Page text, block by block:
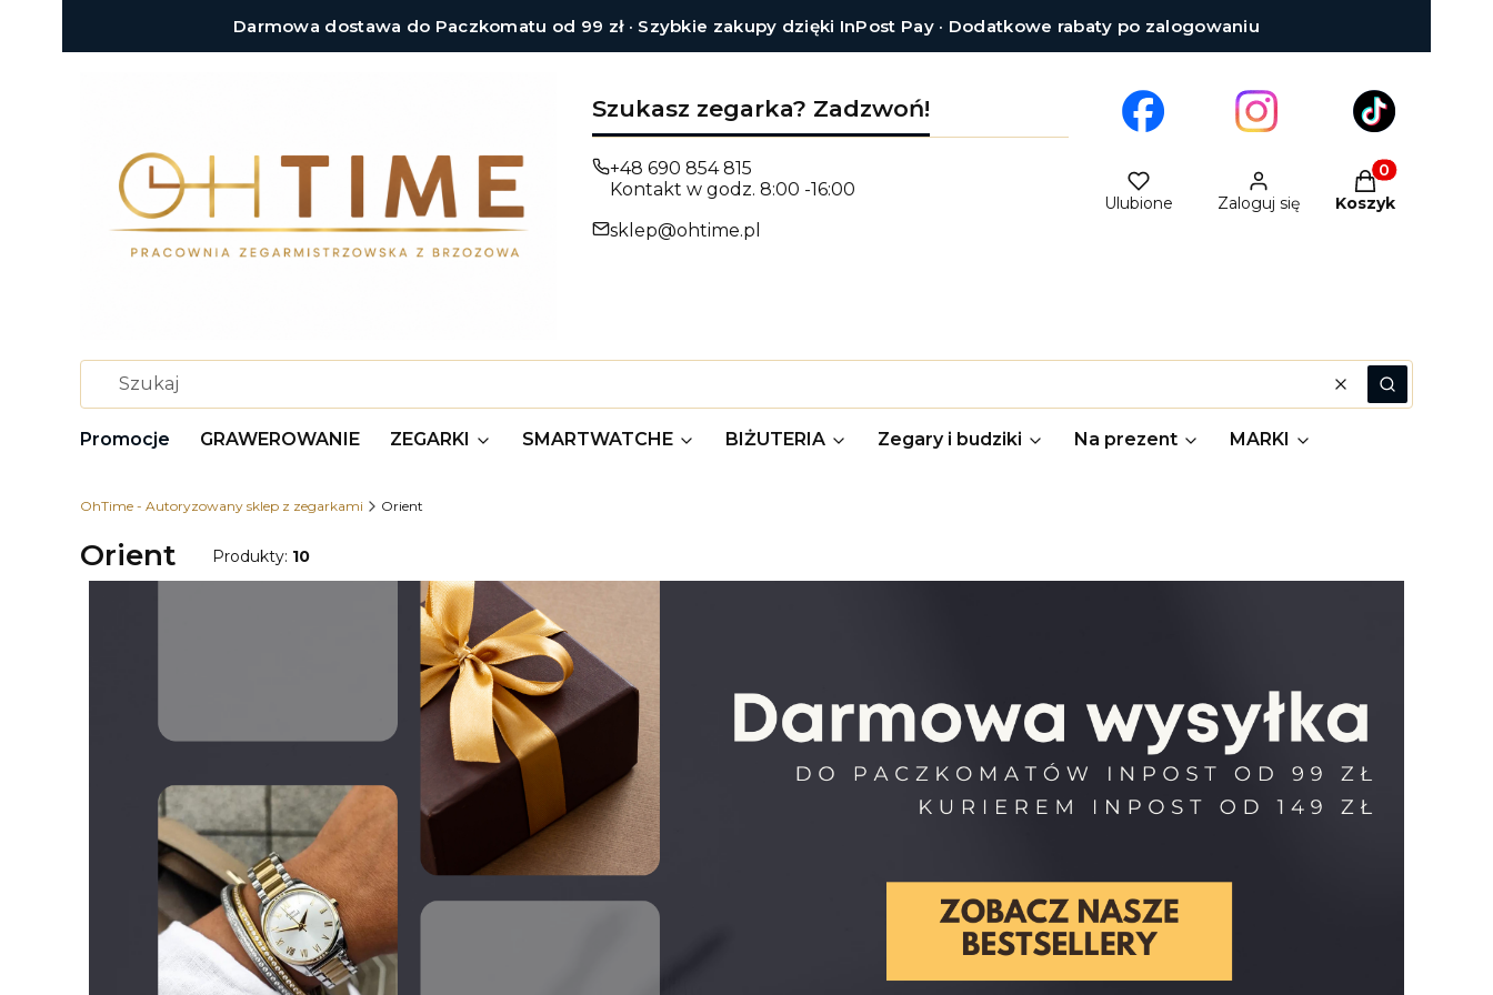
Darmowa dostawa do Paczkomatu od 99 zł · Szybkie zakupy dzięki InPost Pay · Dodatkowe rabaty po zalogowaniu
Szukasz zegarka? Zadzwoń!
+48 690 854 815
Kontakt w godz. 8:00 -16:00
sklep@ohtime.pl
Ulubione Zaloguj się
Produkty w
Koszyk
WyczyśćSzukaj
Promocje GRAWEROWANIE ZEGARKI SMARTWATCHE BIŻUTERIA Zegary i budziki Na prezent MARKI
OhTime - Autoryzowany sklep z zegarkami Orient
Orient Produkty: 10